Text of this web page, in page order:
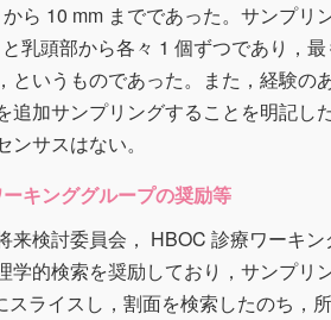
ら 10 mm までであった。サンプリ
乳頭部から各々 1 個ずつであり，
というものであった。また，経験の
追加サンプリングすることを明記し
サスはない。
キンググループの奨励等
来検討委員会， HBOC 診療ワーキ
学的検索を奨励しており，サンプ
スライスし，割面を検索したのち，